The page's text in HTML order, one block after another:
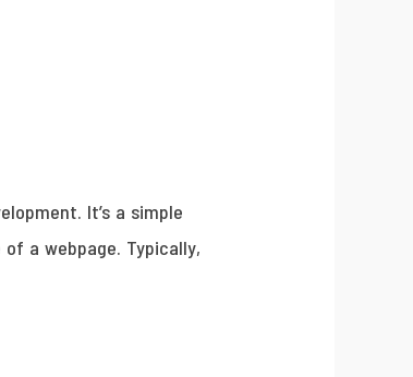
It’s a simple
a webpage. Typically,